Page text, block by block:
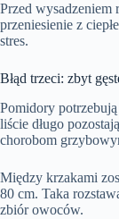
Przed wysadzeniem
przeniesienie z
stres.
Błąd trzeci: zbyt
Pomidory
liście długo
chorobom
Między krzakami
80 cm. Taka
zbiór owoców.